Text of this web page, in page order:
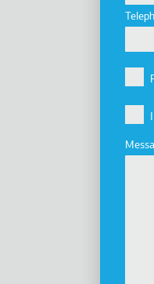
Tel:
Υποσέλιδο